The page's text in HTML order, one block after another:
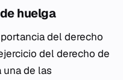
huelga
del derecho
del derecho de
una de las